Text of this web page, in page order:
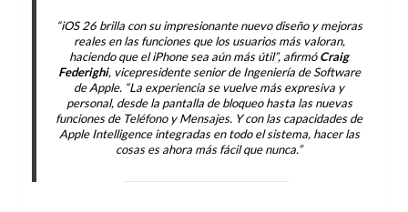
“iOS 26 brilla con su impresionante nuevo diseño y mejoras
reales en las funciones que los usuarios más valoran,
haciendo que el iPhone sea aún más útil”, afirmóCraig
Federighi, vicepresidente senior de Ingeniería de Software
de Apple. “La experiencia se vuelve más expresiva y
personal, desde la pantalla de bloqueo hasta las nuevas
funciones de Teléfono y Mensajes. Y con las capacidades de
Apple Intelligence integradas en todo el sistema, hacer las
cosas es ahora más fácil que nunca.”